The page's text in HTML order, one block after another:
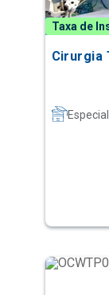
Taxa de
Cirurgia